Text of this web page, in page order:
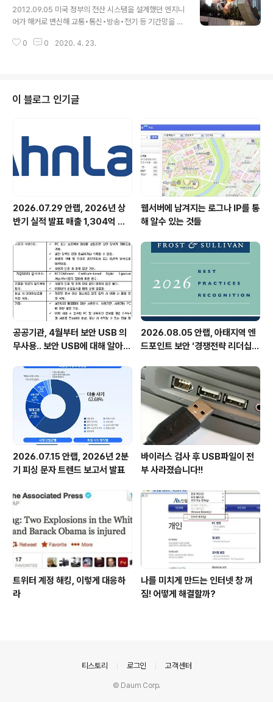
패드로 비행 스케줄을 보고 있어 도움을 요청했다. 그는 항
공사 앱(App)을 통해 도착 예정 시간, 다음 연결편의 바뀐
의 담당자보다도 훨씬 빠르고 스마트한 답변이었다. 우리
2012.09.05 미국 정부의 전산 시스템을 설계했던 엔지니
어가 해커로 변신해 교통•통신•방송•전기 등 기간망을 장
청하고 심지어는 전투기를 원격 조종하기도 한다. 그의 최
리다. 물론 상상으로 만들어낸 얘기다. 그러나 이 영화가 나
오자 이런 공격이 실제 가능한지에 대한 논의가 무성했다.
영되고 있어 이를 동시에 장악하는 것은 사실상 불가능하
다. 웬만한 중요 시설은 모두 일반 네트워크와 분리돼 있어
외부에서 침투하기가 쉽지 않다..
0 0 2020. 4. 23.
이 블로그 인기글
2026.07.29 안랩, 2026년 상
반기 실적 발표 매출 1,304억 원,
웹서버에 남겨지는 로그나 IP를 통
해 알수 있는 것들
공공기관, 4월부터 보안 USB 의
무사용.. 보안 USB에 대해 알아봅
2026.08.05 안랩, 아태지역 엔
드포인트 보안 ‘경쟁전략 리더십’
2026.07.15 안랩, 2026년 2분
기 피싱 문자 트렌드 보고서 발표
바이러스 검사 후 USB파일이 전
부 사라졌습니다!!
트위터 계정 해킹, 이렇게 대응하
라
나를 미치게 만드는 인터넷 창 꺼
짐! 어떻게 해결할까?
티스토리 로그인 고객센터
© Daum Corp.